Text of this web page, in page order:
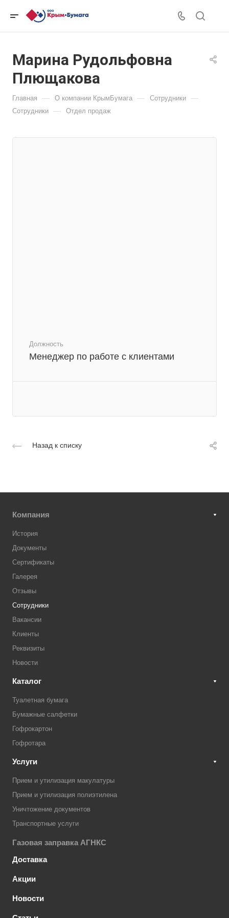
Марина Рудольфовна
Плющакова
Главная — О компании КрымБумага — Сотрудники —
Сотрудники — Отдел продаж
Должность
Менеджер по работе с клиентами
Назад к списку
Компания
История
Документы
Сертификаты
Галерея
Отзывы
Сотрудники
Вакансии
Клиенты
Реквизиты
Новости
Каталог
Туалетная бумага
Бумажные салфетки
Гофрокартон
Гофротара
Услуги
Прием и утилизация макулатуры
Прием и утилизация полиэтилена
Уничтожение документов
Транспортные услуги
Газовая заправка АГНКС
Доставка
Акции
Новости